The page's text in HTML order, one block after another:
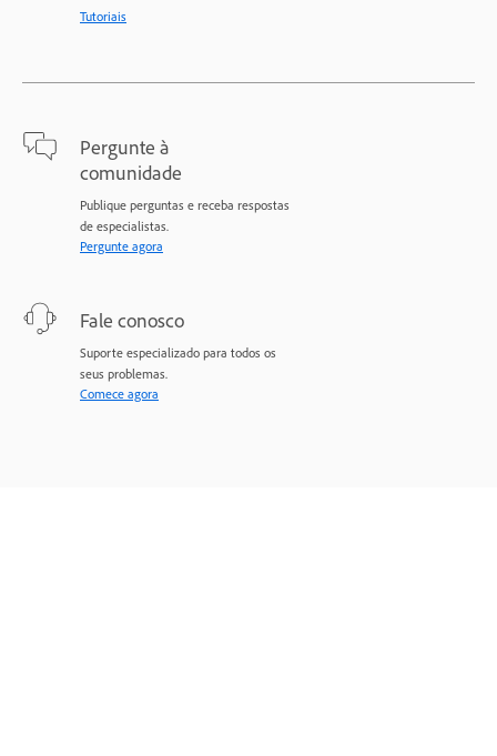
Tutoriais
Pergunte à
comunidade
Publique perguntas e receba respostas
de especialistas.
Pergunte agora
Fale conosco
Suporte especializado para todos os
seus problemas.
Comece agora